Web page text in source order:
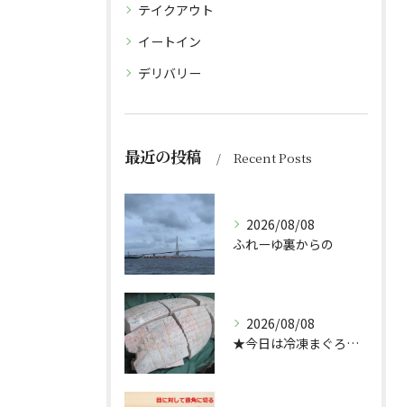
テイクアウト
イートイン
デリバリー
最近の投稿 Recent Posts
2026/08/08
ふれーゆ裏からの
2026/08/08
★今日は冷凍まぐろのサクの解凍方法★（どんぶり屋まぐろ大将）